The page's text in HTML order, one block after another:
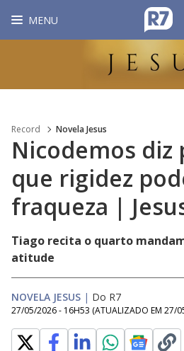
MENU
Record Novela Jesus
Nicodemos diz
que rigidez
fraqueza |
Tiago recita o quarto
atitude
NOVELA JESUS | Do R7
27/05/2026 - 16H53 (ATUALIZADO EM 27/